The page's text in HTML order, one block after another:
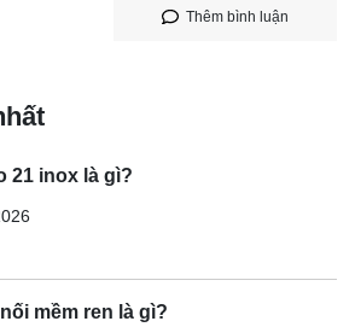
Thêm bình luận
21 inox là gì?
mềm ren là gì?